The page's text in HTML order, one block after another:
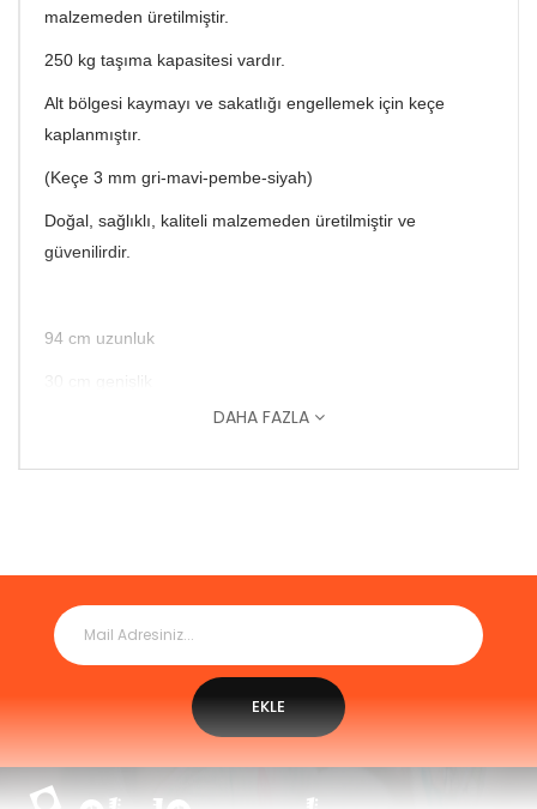
malzemeden üretilmiştir.
250 kg taşıma kapasitesi vardır.
Alt bölgesi kaymayı ve sakatlığı engellemek için keçe
kaplanmıştır.
(Keçe 3 mm gri-mavi-pembe-siyah)
Doğal, sağlıklı, kaliteli malzemeden üretilmiştir ve
güvenilirdir.
94 cm uzunluk
22 mm kalınlık
Kasların sağlıklı bir şekilde gelişimine yardımcı olur.
Eğlenceli bir arkadaş olarak birçok farklı şekilde
hakkında derin bir farkındalık duygusu kazanır.
DAHA FAZLA
EKLE